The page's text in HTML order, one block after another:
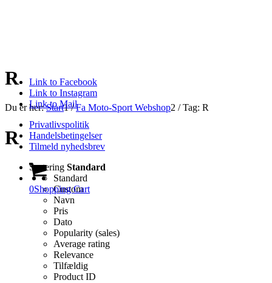
Link to Facebook
Link to Instagram
Link to Mail
Privatlivspolitik
Handelsbetingelser
Tilmeld nyhedsbrev
0Shopping Cart
R
Du er her: Start1 / Fa Moto-Sport Webshop2 / Tag: R
R
Sortering Standard
Standard
Custom
Navn
Pris
Dato
Popularity (sales)
Average rating
Relevance
Tilfældig
Product ID